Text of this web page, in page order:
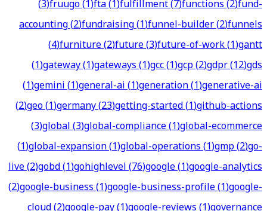
(3)fruugo(1)fta(1)fulfillment(7)functions(2)fund-
accounting(2)fundraising(1)funnel-builder(2)funnels
(4)furniture(2)future(3)future-of-work(1)gantt
(1)gateway(1)gateways(1)gcc(1)gcp(2)gdpr(12)gds
(1)gemini(1)general-ai(1)generation(1)generative-ai
(2)geo(1)germany(23)getting-started(1)github-actions
(3)global(3)global-compliance(1)global-ecommerce
(1)global-expansion(1)global-operations(1)gmp(2)go-
live(2)gobd(1)gohighlevel(76)google(1)google-analytics
(2)google-business(1)google-business-profile(1)google-